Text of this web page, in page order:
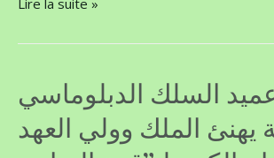
السلك الدبلوماسي
يهنئ الملك وولي العهد